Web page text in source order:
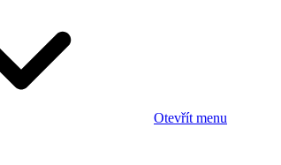
Otevřít menu